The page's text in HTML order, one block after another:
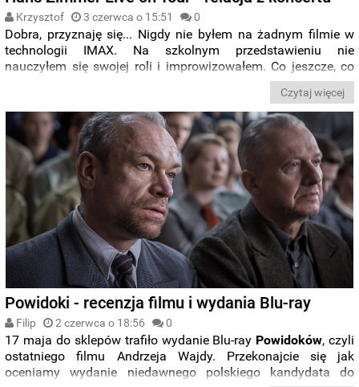
Krzysztof 3 czerwca o 15:51 0
Dobra, przyznaję się... Nigdy nie byłem na żadnym filmie w
technologii IMAX. Na szkolnym przedstawieniu nie
nauczyłem się swojej roli i improwizowałem. Co jeszcze, co
jeszcze, hm... O, jestem ogromnym fanem talentu
komediowego Kevina Jamesa oraz uważam, że pierwszy
Zmierzch był dobrym filmem. Tyle wstydu, a to i tak nie zbliża
się nawet na krok do wstydu, jaki czuję w związku z moim
wieloletnim lekceważeniem osoby Hansa Zimmera. Teraz,
gdy po raz pierwszy w swym życiu zawitałem na jego koncert,
już wiem, w jakim ogromnym byłem błędzie.
Czytaj więcej
Powidoki - recenzja filmu i wydania Blu-ray
Filip 2 czerwca o 18:56 0
17 maja do sklepów trafiło wydanie Blu-ray Powidoków, czyli
ostatniego filmu Andrzeja Wajdy. Przekonajcie się jak
oceniamy wydanie niedawnego polskiego kandydata do